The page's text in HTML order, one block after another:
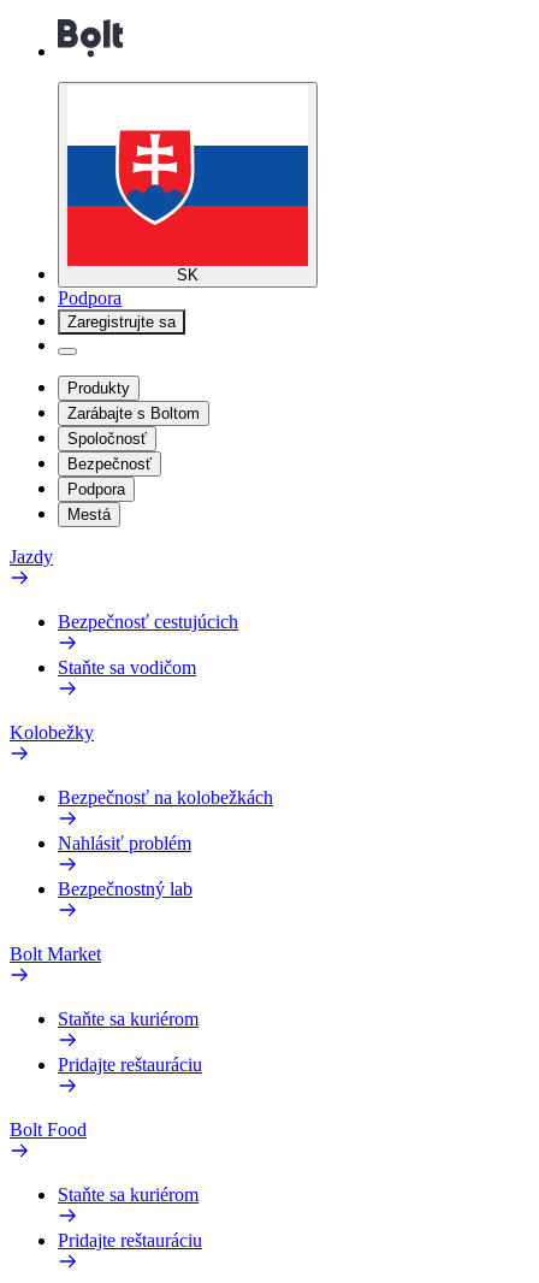
SK
Podpora
Zaregistrujte sa
Produkty
Zarábajte s Boltom
Spoločnosť
Bezpečnosť
Podpora
Mestá
Jazdy
Bezpečnosť cestujúcich
Staňte sa vodičom
Kolobežky
Bezpečnosť na kolobežkách
Nahlásiť problém
Bezpečnostný lab
Bolt Market
Staňte sa kuriérom
Pridajte reštauráciu
Bolt Food
Staňte sa kuriérom
Pridajte reštauráciu